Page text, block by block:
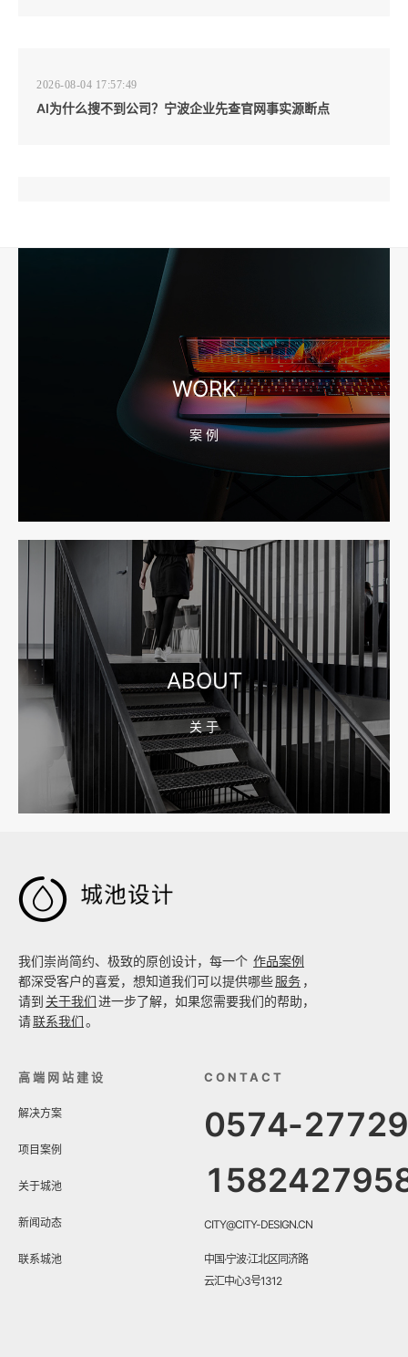
2026-08-04 17:57:49
AI为什么搜不到公司？宁波企业先查官网事实源断点
宁波高端网站建设公司推荐，移动端验收别放到最后
宁波网站建设报价怎么看？合同、源码和后台要先写清
2026-08-04 17:55:09
宁波制造业网站建设公司怎么选？先看产品询盘字段
2026-08-02 17:58:44
工厂短视频拍摄后，怎样放进官网帮助客户判断实力
WORK
案 例
ABOUT
关 于

我们崇尚简约、极致的原创设计，每一个 作品案例
都深受客户的喜爱，想知道我们可以提供哪些服务 ，
请到 关于我们进一步了解，如果您需要我们的帮助，
请联系我们。
高端网站建设
解决方案
项目案例
关于城池
新闻动态
联系城池
CONTACT
0574-
CITY@CITY-DESIGN.CN
中国·宁波·江北区同济路
云汇中心3号1312